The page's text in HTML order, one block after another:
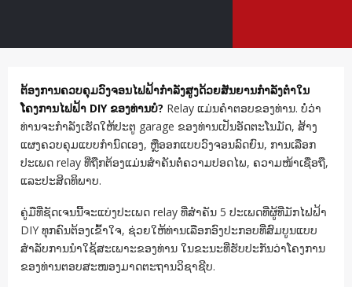
ຕ້ອງການຄວບຄຸມວົງຈອນໄຟຟ້າກຳລັງສູງດ້ວຍສັນຍານກຳລັງຕໍ່າໃນ
ໂຄງການໄຟຟ້າ DIY ຂອງທ່ານບໍ? Relay ແມ່ນຄຳຕອບຂອງທ່ານ. ບໍ່ວ່າ
ທ່ານຈະກຳລັງເຮັດໃຫ້ປະຕູ garage ຂອງທ່ານເປັນອັດຕະໂນມັດ, ສ້າງ
ແຜງຄວບຄຸມແບບກຳນົດເອງ, ຫຼືອອກແບບວົງຈອນລົດຍົນ, ການເລືອກ
ປະເພດ relay ທີ່ຖືກຕ້ອງແມ່ນສຳຄັນຕໍ່ຄວາມປອດໄພ, ຄວາມໜ້າເຊື່ອຖື,
ແລະປະສິດທິພາບ.
ຄູ່ມືທີ່ຊັດເຈນນີ້ຈະແບ່ງປະເພດ relay ທີ່ສຳຄັນ 5 ປະເພດທີ່ຜູ້ທີ່ມັກໄຟຟ້າ
DIY ທຸກຄົນຕ້ອງເຂົ້າໃຈ, ຊ່ວຍໃຫ້ທ່ານເລືອກອົງປະກອບທີ່ສົມບູນແບບ
ສຳລັບການນຳໃຊ້ສະເພາະຂອງທ່ານ ໃນຂະນະທີ່ຮັບປະກັນວ່າໂຄງການ
ຂອງທ່ານຕອບສະໜອງມາດຕະຖານວິຊາຊີບ.